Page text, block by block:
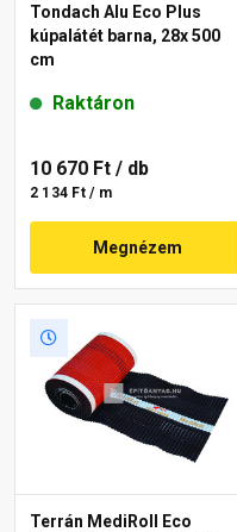
Tondach Alu Eco Plus
kúpalátét barna, 28x 500
cm
Raktáron
10 670 Ft / db
2 134 Ft / m
Megnézem
Terrán MediRoll Eco